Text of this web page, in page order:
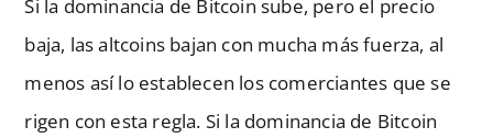
Si la dominancia de Bitcoin sube, pero el precio
baja, las altcoins bajan con mucha más fuerza, al
menos así lo establecen los comerciantes que se
rigen con esta regla. Si la dominancia de Bitcoin